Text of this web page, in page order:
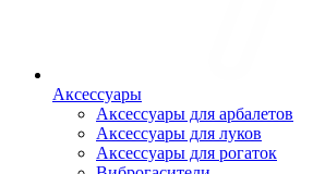
Аксессуары
Аксессуары для арбалетов
Аксессуары для луков
Аксессуары для рогаток